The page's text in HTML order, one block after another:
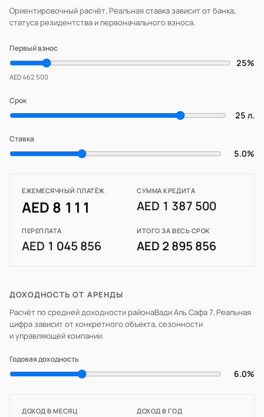
Ориентировочный расчёт. Реальная ставка зависит от банка,
статуса резидентства и первоначального взноса.
Первый взнос
25%
AED 462 500
Срок
25 л.
Ставка
5.0%
ЕЖЕМЕСЯЧНЫЙ ПЛАТЁЖ
AED 8 111
СУММА КРЕДИТА
AED 1 387 500
ПЕРЕПЛАТА
AED 1 045 856
ИТОГО ЗА ВЕСЬ СРОК
AED 2 895 856
ДОХОДНОСТЬ ОТ АРЕНДЫ
Расчёт по средней доходности районаВади Аль Сафа 7. Реальная
цифра зависит от конкретного объекта, сезонности
и управляющей компании.
Годовая доходность
6.0%
ДОХОД В МЕСЯЦ ДОХОД В ГОД